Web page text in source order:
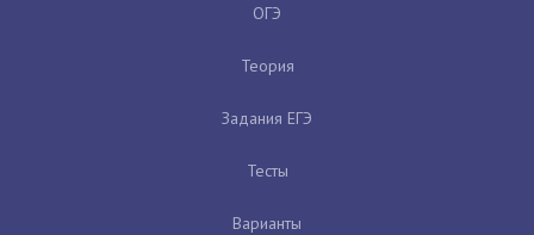
ОГЭ
Теория
Задания ЕГЭ
Тесты
Варианты